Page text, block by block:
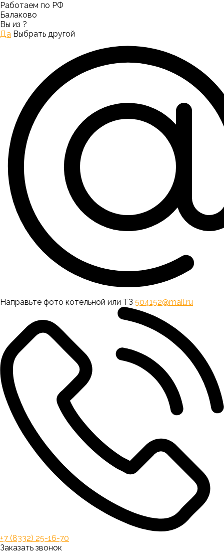
Работаем по РФ
Балаково
Вы из ?
Да Выбрать другой
Направьте фото котельной или ТЗ 504152@mail.ru
+7 (8332) 25-16-70
Заказать звонок